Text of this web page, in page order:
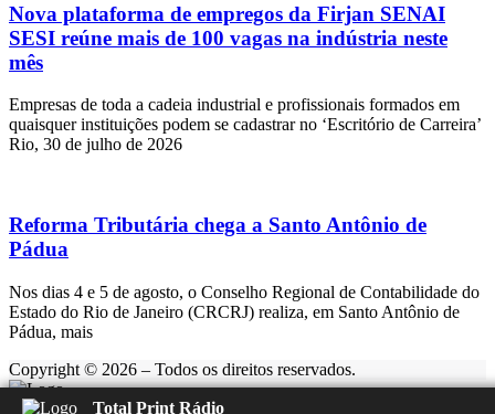
Nova plataforma de empregos da Firjan SENAI
SESI reúne mais de 100 vagas na indústria neste
mês
Empresas de toda a cadeia industrial e profissionais formados em
quaisquer instituições podem se cadastrar no ‘Escritório de Carreira’
Rio, 30 de julho de 2026
Reforma Tributária chega a Santo Antônio de
Pádua
Nos dias 4 e 5 de agosto, o Conselho Regional de Contabilidade do
Estado do Rio de Janeiro (CRCRJ) realiza, em Santo Antônio de
Pádua, mais
Copyright © 2026 – Todos os direitos reservados.
Total Print Rádio
Rádio Feliz